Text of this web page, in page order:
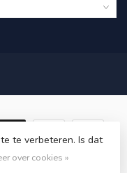
and boat equipment
te verbeteren. Is dat
over cookies »